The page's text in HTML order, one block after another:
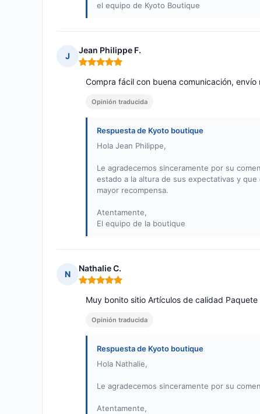
el equipo de Kyoto Boutique
J
Jean Philippe F.
Nota: 5 de 5
Compra fácil con buena comunicación,
Opinión traducida
Respuesta de Kyoto boutique
Hola Jean Philippe,
Le agradecemos sinceramente por su
estado a la altura de sus expectativas y
mayor recompensa.
Atentamente,
El equipo de la boutique
N
Nathalie C.
Nota: 5 de 5
Muy bonito sitio Artículos de calidad
Opinión traducida
Respuesta de Kyoto boutique
Hola Nathalie,
Le agradecemos sinceramente por su
Atentamente,